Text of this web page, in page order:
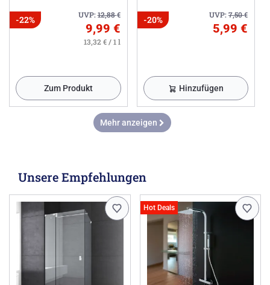
UVP:12,88€
-22%
9,99 €
13,32 € / 1 l
Zum Produkt
UVP:7,50€
-20%
5,99 €
Hinzufügen
Mehr anzeigen
Unsere Empfehlungen
Hot Deals